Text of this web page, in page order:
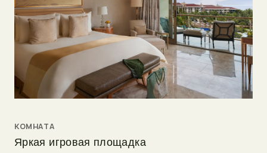
КОМНАТА
Яркая игровая площадка